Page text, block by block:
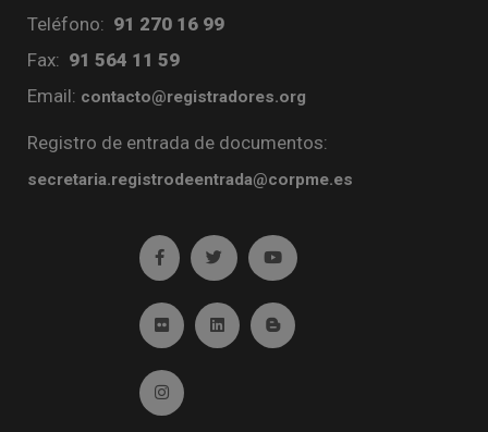
Teléfono: 91 270 16 99
Fax: 91 564 11 59
Email: contacto@registradores.org
Registro de entrada de documentos:
secretaria.registrodeentrada@corpme.es
Ir a facebook (abre en ventana nueva)
Ir a twitter (abre en ventana nueva)
Ir a YouTube (abre en
Ir a Flickr (abre en ventana nueva)
Ir a Linkedin (abre en ventana nueva)
Ir al Blog (abre en ventana
Ir a Instagram (abre en ventana nueva)